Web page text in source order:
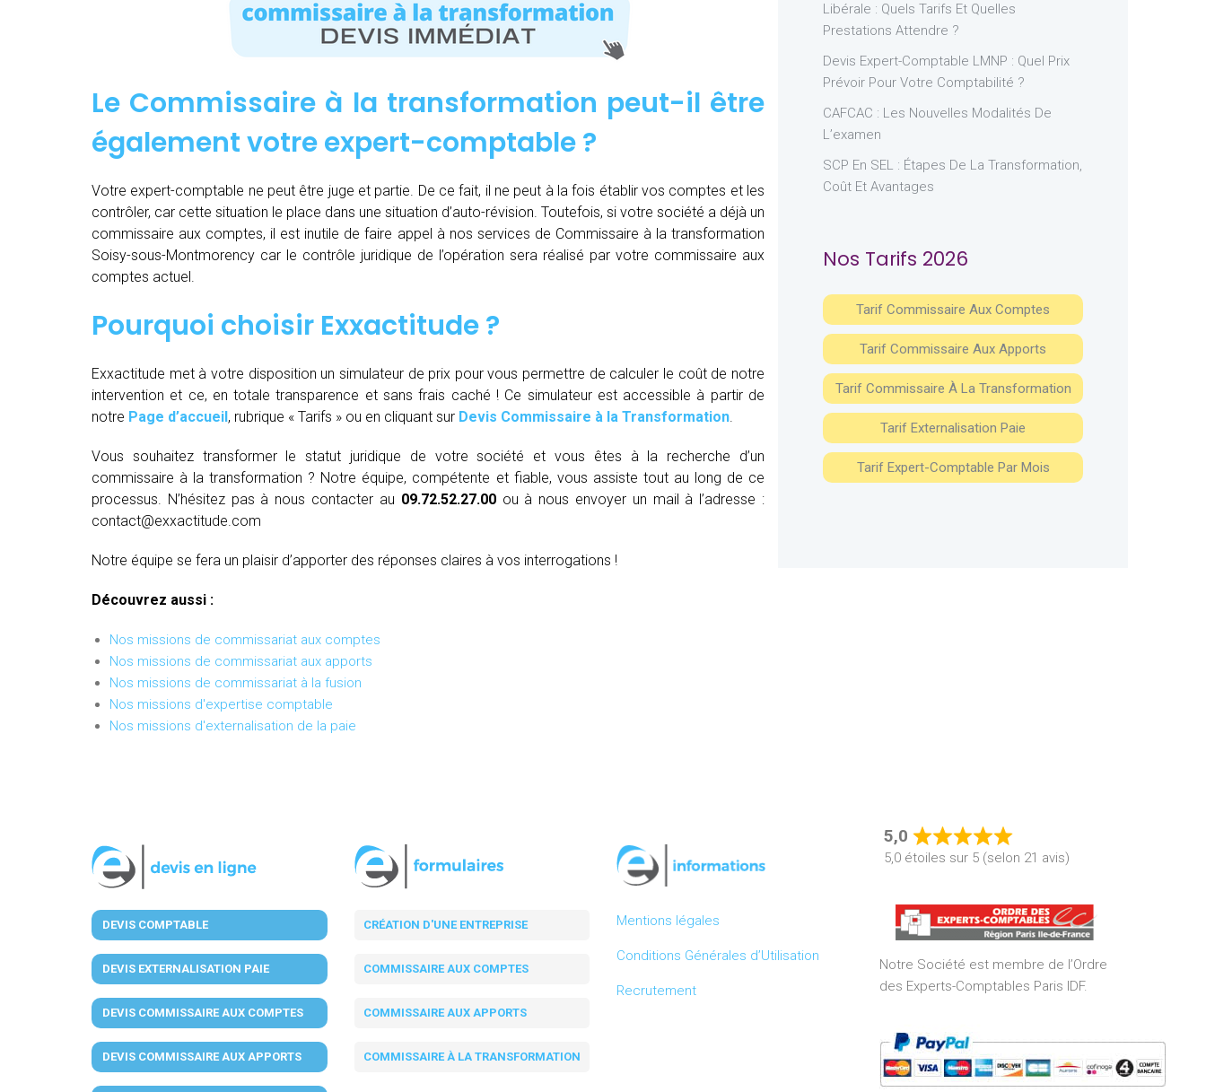
Le Commissaire à la transformation peut-il être
également votre expert-comptable ?
Votre expert-comptable ne peut être juge et partie. De ce fait, il ne peut à la fois établir vos comptes et les
contrôler, car cette situation le place dans une situation d’auto-révision. Toutefois, si votre société a déjà un
commissaire aux comptes, il est inutile de faire appel à nos services de Commissaire à la transformation
Soisy-sous-Montmorency car le contrôle juridique de l’opération sera réalisé par votre commissaire aux
comptes actuel.
Pourquoi choisir Exxactitude ?
Exxactitude met à votre disposition un simulateur de prix pour vous permettre de calculer le coût de notre
intervention et ce, en totale transparence et sans frais caché ! Ce simulateur est accessible à partir de
notre Page d’accueil, rubrique « Tarifs » ou en cliquant sur Devis Commissaire à la Transformation.
Vous souhaitez transformer le statut juridique de votre société et vous êtes à la recherche d’un
commissaire à la transformation ? Notre équipe, compétente et fiable, vous assiste tout au long de ce
processus. N’hésitez pas à nous contacter au 09.72.52.27.00ou à nous envoyer un mail à l’adresse :
contact@exxactitude.com
Notre équipe se fera un plaisir d’apporter des réponses claires à vos interrogations !
Découvrez aussi :
Nos missions de commissariat aux comptes
Nos missions de commissariat aux apports
Nos missions de commissariat à la fusion
Nos missions d'expertise comptable
Nos missions d'externalisation de la paie
Libérale : Quels Tarifs Et Quelles
Prestations Attendre ?
Devis Expert-Comptable LMNP : Quel Prix
Prévoir Pour Votre Comptabilité ?
CAFCAC : Les Nouvelles Modalités De
L’examen
SCP En SEL : Étapes De La Transformation,
Coût Et Avantages
Nos Tarifs 2026
Tarif Commissaire Aux Comptes
Tarif Commissaire Aux Apports
Tarif Commissaire À La Transformation
Tarif Externalisation Paie
Tarif Expert-Comptable Par Mois
DEVIS COMPTABLE
DEVIS EXTERNALISATION PAIE
DEVIS COMMISSAIRE AUX COMPTES
DEVIS COMMISSAIRE AUX APPORTS
CRÉATION D'UNE ENTREPRISE
COMMISSAIRE AUX COMPTES
COMMISSAIRE AUX APPORTS
COMMISSAIRE À LA TRANSFORMATION
Mentions légales
Conditions Générales d’Utilisation
Recrutement
5,0
Rated
5,0
5
5,0 étoiles sur 5 (selon 21 avis)
Notre Société est membre de l’Ordre
des Experts-Comptables Paris IDF.